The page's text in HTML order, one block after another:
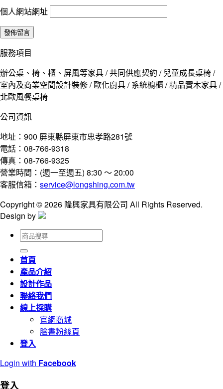
個人網站網址
服務項目
辦公桌、椅、櫃、屏風等家具 / 共同供應契約 / 兒童成長桌椅 /
室內及商業空間設計裝修 / 歐化廚具 / 系統櫥櫃 / 精品實木家具 /
北歐風餐桌椅
公司資訊
地址：900 屏東縣屏東市忠孝路281號
電話：08-766-9318
傳真：08-766-9325
營業時間：(週一至週五) 8:30 ～ 20:00
客服信箱： service@longshing.com.tw
Copyright © 2026 隆興家具有限公司 All Rights Reserved.
Design by
搜
尋
關
鍵
字:
首頁
產品介紹
設計作品
聯絡我們
線上採購
官網商城
臉書粉絲頁
登入
Login with Facebook
登入